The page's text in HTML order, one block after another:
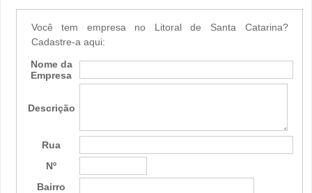
Você tem empresa no Litoral de Santa Catarina?
Cadastre-a aqui:
Nome da
Empresa
Descrição
Rua
Nº
Bairro